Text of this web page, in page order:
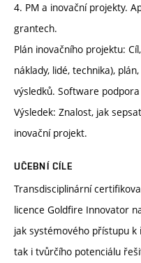
4. PM a inovační projekty.
grantech.
Plán inovačního projektu:
náklady, lidé, technika),
výsledků. Software
Výsledek: Znalost, jak
inovační projekt.
UČEBNÍ CÍLE
Transdisciplinární
licence Goldfire Innovator
jak systémového přístupu
tak i tvůrčího potenciálu